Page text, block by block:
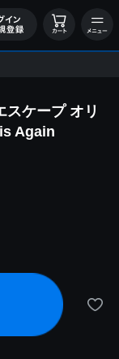
スケープ オリ
Again